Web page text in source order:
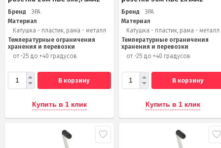
Бренд
ЭРА
Материал
Катушка - пластик, рама - металл
Температурные ограничения
хранения и перевозки
от -25 до +40 градусов
В корзину
Купить в 1 клик
Бренд
ЭРА
Материал
Катушка - пластик, рама - металл
Температурные ограничения
хранения и перевозки
от -25 до +40 градусов
В корзину
Купить в 1 клик